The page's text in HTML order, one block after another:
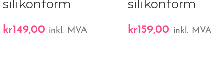
silikonform
kr149,00 inkl. MVA
silikonform
kr159,00 inkl. MVA